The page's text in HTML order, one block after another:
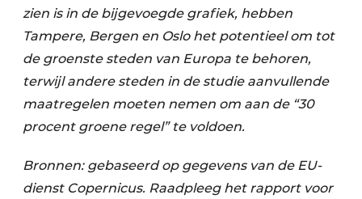
zien is in de bijgevoegde grafiek, hebben
Tampere, Bergen en Oslo het potentieel om tot
de groenste steden van Europa te behoren,
terwijl andere steden in de studie aanvullende
maatregelen moeten nemen om aan de “30
procent groene regel” te voldoen.
Bronnen: gebaseerd op gegevens van de EU-
dienst Copernicus. Raadpleeg het rapport voor